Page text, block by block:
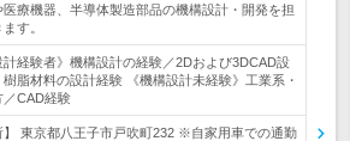
療機器、半導体製造部品の機構設計・開発を担
す。
計経験者》機構設計の経験／2Dおよび3DCAD設
脂材料の設計経験 《機構設計未経験》工業系・
／CAD経験
】 東京都八王子市戸吹町232 ※自家用車での通勤